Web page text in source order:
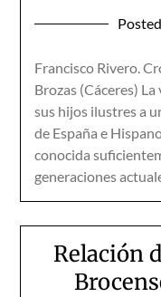
Francisco Rivero.
Brozas (Cáceres)
sus hijos ilustres a
de España e
conocida
generaciones
Relación